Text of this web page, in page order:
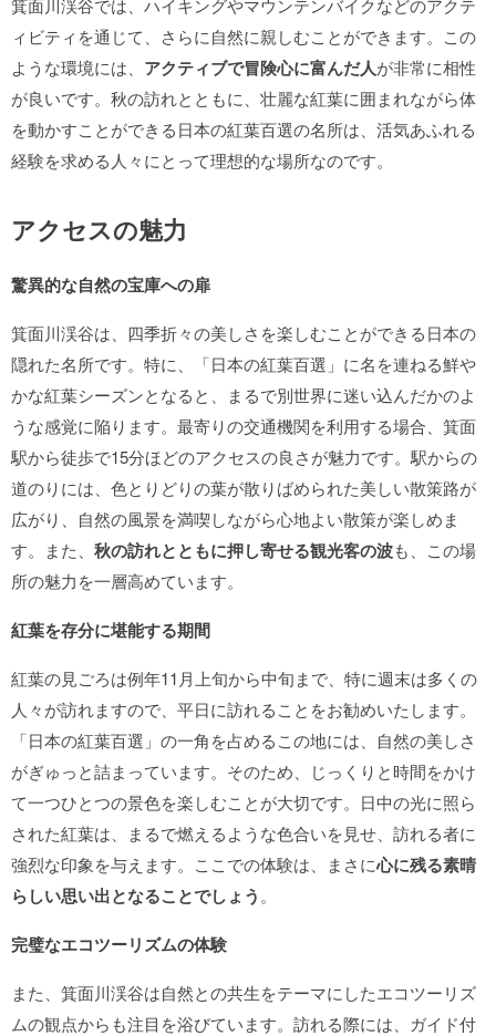
箕面川渓谷では、ハイキングやマウンテンバイクなどのアクテ
ィビティを通じて、さらに自然に親しむことができます。この
ような環境には、 アクティブで冒険心に富んだ人が非常に相性
が良いです。秋の訪れとともに、壮麗な紅葉に囲まれながら体
を動かすことができる日本の紅葉百選の名所は、活気あふれる
経験を求める人々にとって理想的な場所なのです。
アクセスの魅力
驚異的な自然の宝庫への扉
箕面川渓谷は、四季折々の美しさを楽しむことができる日本の
隠れた名所です。特に、「日本の紅葉百選」に名を連ねる鮮や
かな紅葉シーズンとなると、まるで別世界に迷い込んだかのよ
うな感覚に陥ります。最寄りの交通機関を利用する場合、箕面
駅から徒歩で15分ほどのアクセスの良さが魅力です。駅からの
道のりには、色とりどりの葉が散りばめられた美しい散策路が
広がり、自然の風景を満喫しながら心地よい散策が楽しめま
す。また、 秋の訪れとともに押し寄せる観光客の波も、この場
所の魅力を一層高めています。
紅葉を存分に堪能する期間
紅葉の見ごろは例年11月上旬から中旬まで、特に週末は多くの
人々が訪れますので、平日に訪れることをお勧めいたします。
「日本の紅葉百選」の一角を占めるこの地には、自然の美しさ
がぎゅっと詰まっています。そのため、じっくりと時間をかけ
て一つひとつの景色を楽しむことが大切です。日中の光に照ら
された紅葉は、まるで燃えるような色合いを見せ、訪れる者に
強烈な印象を与えます。ここでの体験は、まさに心に残る素晴
らしい思い出となることでしょう 。
完璧なエコツーリズムの体験
また、箕面川渓谷は自然との共生をテーマにしたエコツーリズ
ムの観点からも注目を浴びています。訪れる際には、ガイド付